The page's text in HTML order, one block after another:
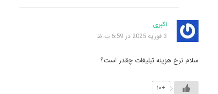
اکبری
3 فوریه 2025 در 6:59 ب.ظ
سلام نرخ هزینه تبلیغات چقدر است؟
+۱۰